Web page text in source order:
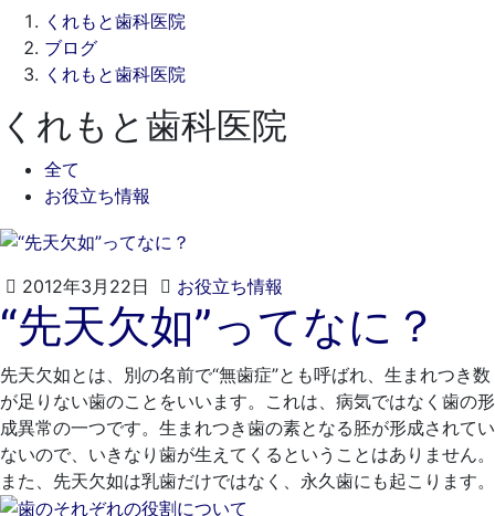
くれもと歯科医院
ブログ
くれもと歯科医院
くれもと歯科医院
全て
お役立ち情報
2012年3月22日 お役立ち情報
年
4
月
20
日
れ
も
と
歯
科
医
院
“先天欠如”ってなに？
先天欠如とは、別の名前で“無歯症”とも呼ばれ、生まれつき数
が足りない歯のことをいいます。これは、病気ではなく歯の形
成異常の一つです。生まれつき歯の素となる胚が形成されてい
ないので、いきなり歯が生えてくるということはありません。
また、先天欠如は乳歯だけではなく、永久歯にも起こります。